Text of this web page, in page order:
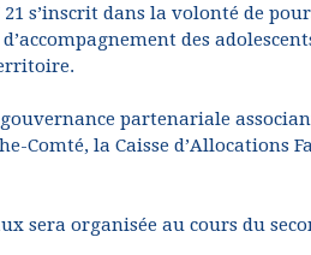
21 s’inscrit dans la volonté de
des
partenariale
Comté, la Caisse d’Allocations
sera organisée au cours du